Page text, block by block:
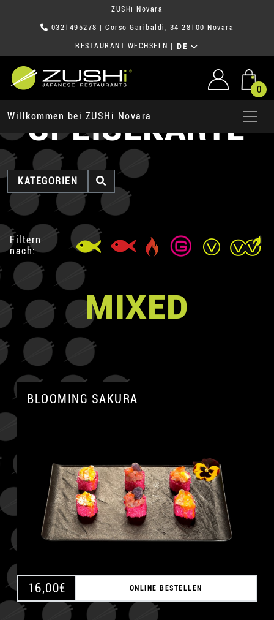
ZUSHi Novara
0321495278 | Corso Garibaldi, 34 28100 Novara
RESTAURANT WECHSELN DE
0
Willkommen bei ZUSHi Novara
SPEISEKARTE
KATEGORIEN
Filtern
nach:
MIXED
BLOOMING SAKURA
16,00€ ONLINE BESTELLEN